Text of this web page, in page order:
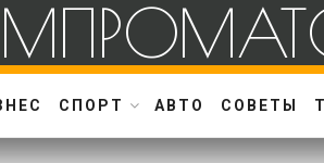
СПОРТ АВТО СОВЕТЫ